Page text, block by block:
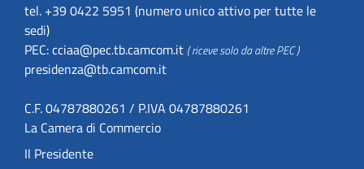
tel. +39 0422 5951 (numero unico attivo per tutte le
sedi)
PEC:cciaa@pec.tb.camcom.it ( riceve solo da altre PEC )
presidenza@tb.camcom.it
C.F. 04787880261 / P.IVA 04787880261
La Camera di Commercio
Il Presidente